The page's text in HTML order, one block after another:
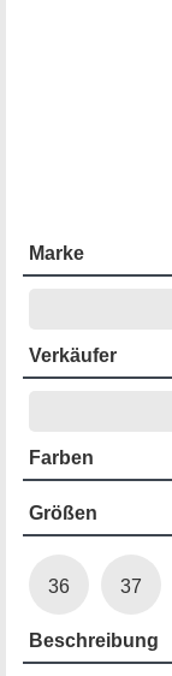
Marke
Verkäufer
Farben
Größen
36 37
Beschreibung